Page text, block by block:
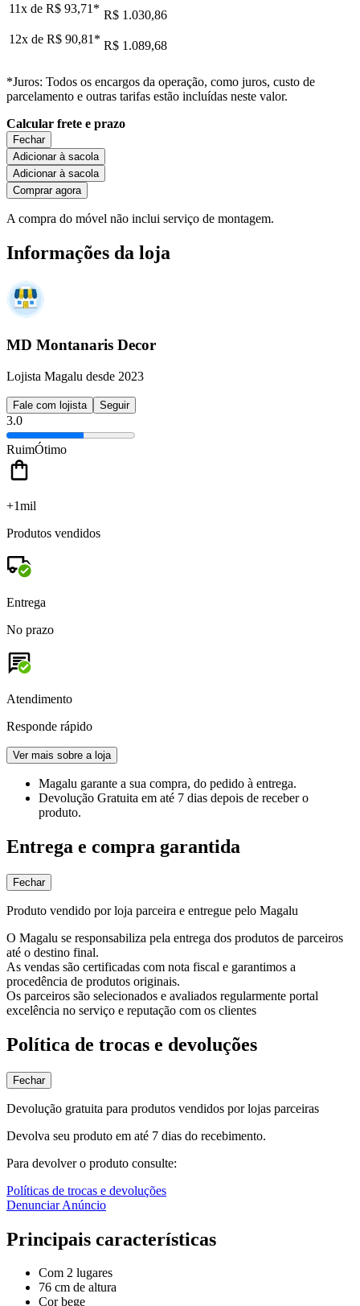
11x de R$ 93,71 * R$ 1.030,86
12x de R$ 90,81 * R$ 1.089,68
*Juros: Todos os encargos da operação, como juros, custo de
parcelamento e outras tarifas estão incluídas neste valor.
Calcular frete e prazo
Fechar
Adicionar à sacola
Adicionar à sacola
Comprar agora
A compra do móvel não inclui serviço de montagem.
Informações da loja
MD Montanaris Decor
Lojista Magalu desde 2023
Fale com lojista Seguir
3.0
RuimÓtimo
+1mil
Produtos vendidos
Entrega
No prazo
Atendimento
Responde rápido
Ver mais sobre a loja
Magalu garante a sua compra, do pedido à entrega.
Devolução Gratuita em até 7 dias depois de receber o
produto.
Entrega e compra garantida
Fechar
Produto vendido por loja parceira e entregue pelo Magalu
O Magalu se responsabiliza pela entrega dos produtos de parceiros
até o destino final.
As vendas são certificadas com nota fiscal e garantimos a
procedência de produtos originais.
Os parceiros são selecionados e avaliados regularmente portal
excelência no serviço e reputação com os clientes
Política de trocas e devoluções
Fechar
Devolução gratuita para produtos vendidos por lojas parceiras
Devolva seu produto em até 7 dias do recebimento.
Para devolver o produto consulte:
Políticas de trocas e devoluções
Denunciar Anúncio
Principais características
Com 2 lugares
76 cm de altura
Cor bege